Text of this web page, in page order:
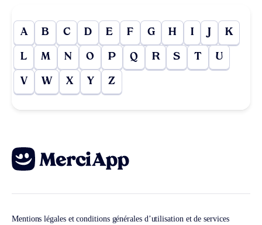
A B C D E F G H I J K
L M N O P Q R S T U
V W X Y Z
Mentions légales et conditions générales d’utilisation et de services